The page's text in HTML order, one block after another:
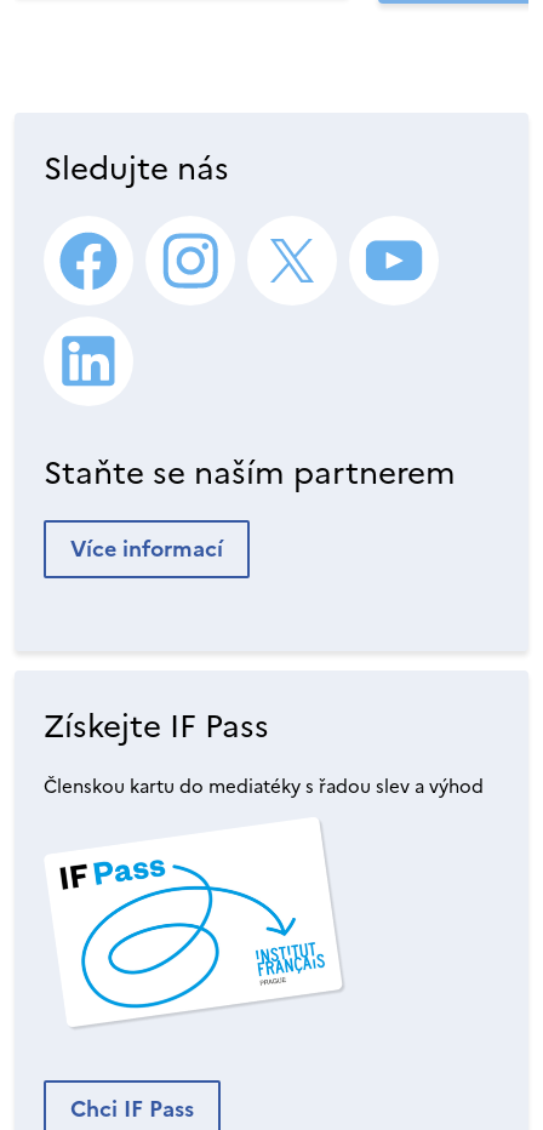
Sledujte nás
Staňte se naším partnerem
Více informací
Získejte IF Pass
Členskou kartu do mediatéky s řadou slev a výhod
Chci IF Pass